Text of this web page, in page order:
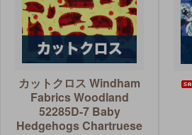
カットクロス Windham
Fabrics Woodland
52285D-7 Baby
Hedgehogs Chartruese